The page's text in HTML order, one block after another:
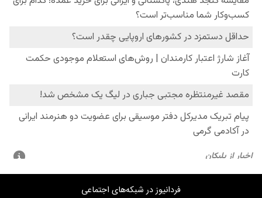
فردانیوز در شبکه‌های اجتماعی